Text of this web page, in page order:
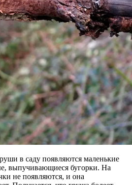
в саду появляются маленькие
выпучивающиеся бугорки. На
не появляются, и она